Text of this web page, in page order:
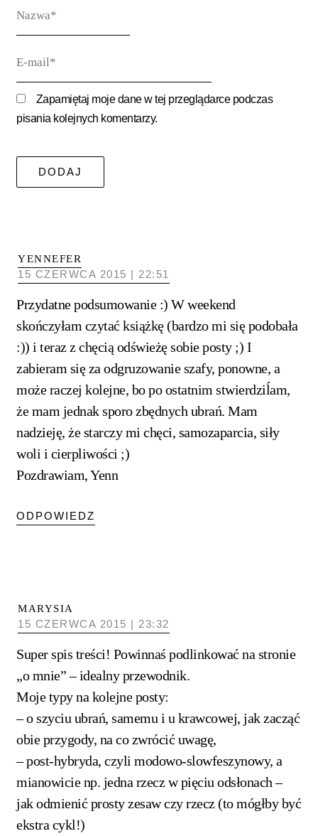
YENNEFER
15 CZERWCA 2015 | 22:51
Przydatne podsumowanie :) W weekend
skończyłam czytać książkę (bardzo mi się podobała
:)) i teraz z chęcią odświeżę sobie posty ;) I
zabieram się za odgruzowanie szafy, ponowne, a
może raczej kolejne, bo po ostatnim stwierdziĺam,
że mam jednak sporo zbędnych ubrań. Mam
nadzieję, że starczy mi chęci, samozaparcia, siły
woli i cierpliwości ;)
Pozdrawiam, Yenn
ODPOWIEDZ
MARYSIA
15 CZERWCA 2015 | 23:32
Super spis treści! Powinnaś podlinkować na stronie
„o mnie” – idealny przewodnik.
Moje typy na kolejne posty:
– o szyciu ubrań, samemu i u krawcowej, jak zacząć
obie przygody, na co zwrócić uwagę,
– post-hybryda, czyli modowo-slowfeszynowy, a
mianowicie np. jedna rzecz w pięciu odsłonach –
jak odmienić prosty zesaw czy rzecz (to mógłby być
ekstra cykl!)
mail*
Zapamiętaj moje dane w tej przeglądarce podczas
pisania kolejnych komentarzy.